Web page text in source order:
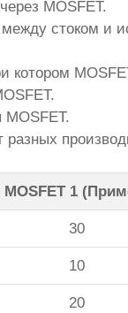
MOSFET.
стоком и
котором
MOSFET 1
30
10
20